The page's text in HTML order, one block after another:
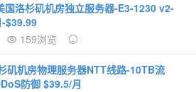
洛杉矶机房独立服务器-E3-1230 v2-
$39.99
159浏览
机房物理服务器NTT线路-10TB流
防御 $39.5/月